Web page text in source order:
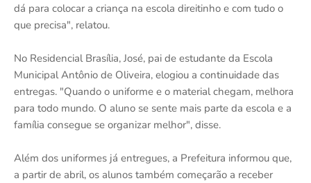
dá para colocar a criança na escola direitinho e com tudo o
que precisa", relatou.
No Residencial Brasília, José, pai de estudante da Escola
Municipal Antônio de Oliveira, elogiou a continuidade das
entregas. "Quando o uniforme e o material chegam, melhora
para todo mundo. O aluno se sente mais parte da escola e a
família consegue se organizar melhor", disse.
Além dos uniformes já entregues, a Prefeitura informou que,
a partir de abril, os alunos também começarão a receber